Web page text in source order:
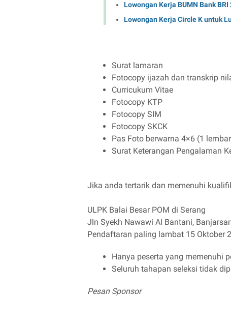
Lowongan Kerja BUMN Bank
Lowongan Kerja Circle K untuk
Surat lamaran
Fotocopy ijazah dan transkrip
Curricukum Vitae
Fotocopy KTP
Fotocopy SIM
Fotocopy SKCK
Pas Foto berwarna 4×6 (1
Surat Keterangan Pengalaman
Jika anda tertarik dan memenuhi
ULPK Balai Besar POM di Serang
Jln Syekh Nawawi Al Bantani,
Pendaftaran paling lambat 15 Oktober
Hanya peserta yang memenuhi
Seluruh tahapan seleksi tidak
Pesan Sponsor